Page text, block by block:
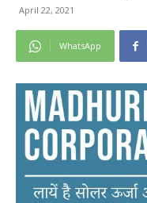
April 22, 2021
WhatsApp